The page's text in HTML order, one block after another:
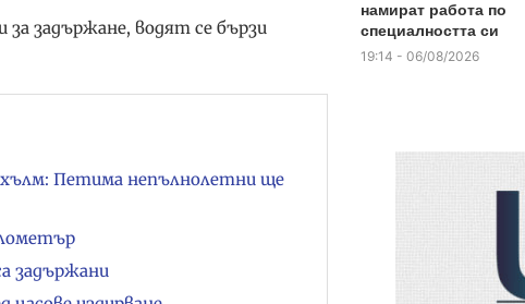
задържане, водят се бързи
Петима непълнолетни ще
задържани
намират работа по
специалността си
19:14 - 06/08/2026